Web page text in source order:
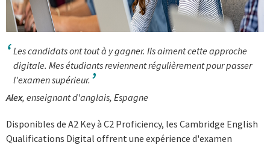
Les candidats ont tout à y gagner. Ils aiment cette approche
digitale. Mes étudiants reviennent régulièrement pour passer
l'examen supérieur.
Alex, enseignant d'anglais, Espagne
Disponibles de A2 Key à C2 Proficiency, les Cambridge English
Qualifications Digital offrent une expérience d'examen